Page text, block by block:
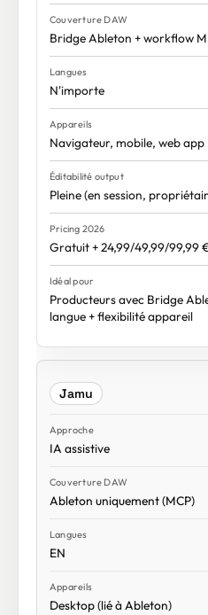
Bridge Ableton + workflow
N'importe
Navigateur, mobile, web app
Pleine (en session,
Gratuit + 24,99/49,99/99,99
Producteurs avec Bridge
langue + flexibilité appareil
Jamu
IA assistive
Ableton uniquement (MCP)
EN
Desktop (lié à Ableton)